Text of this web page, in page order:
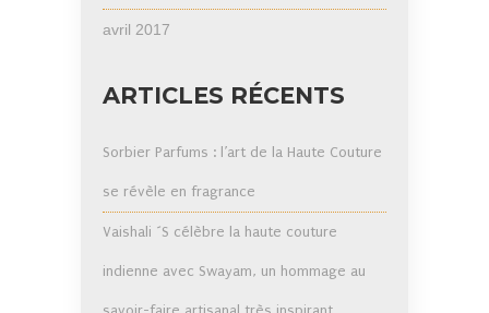
avril 2017
ARTICLES RÉCENTS
Sorbier Parfums : l’art de la Haute Couture
se révèle en fragrance
Vaishali ´S célèbre la haute couture
indienne avec Swayam, un hommage au